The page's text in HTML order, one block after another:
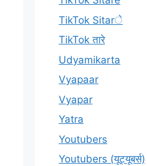
TikTok Sitarे
TikTok तारे
Udyamikarta
Vyapaar
Vyapar
Yatra
Youtubers
Youtubers (यूट्यूबर्स)